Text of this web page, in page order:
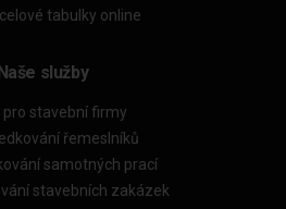
tabulky online
Naše služby
pro stavební firmy
řemeslníků
samotných prací
stavebních zakázek